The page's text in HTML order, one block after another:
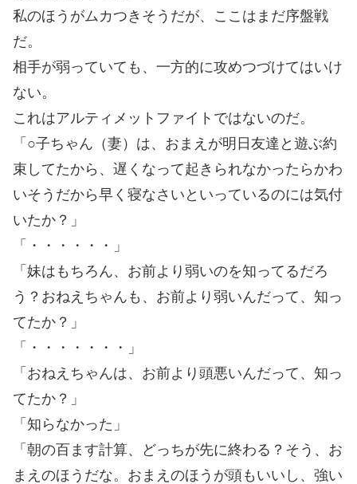
私のほうがムカつきそうだが、ここはまだ序盤戦
だ。
相手が弱っていても、一方的に攻めつづけてはいけ
ない。
これはアルティメットファイトではないのだ。
「○子ちゃん（妻）は、おまえが明日友達と遊ぶ約
束してたから、遅くなって起きられなかったらかわ
いそうだから早く寝なさいといっているのには気付
いたか？」
「・・・・・・」
「妹はもちろん、お前より弱いのを知ってるだろ
う？おねえちゃんも、お前より弱いんだって、知っ
てたか？」
「・・・・・・・」
「おねえちゃんは、お前より頭悪いんだって、知っ
てたか？」
「知らなかった」
「朝の百ます計算、どっちが先に終わる？そう、お
まえのほうだな。おまえのほうが頭もいいし、強い